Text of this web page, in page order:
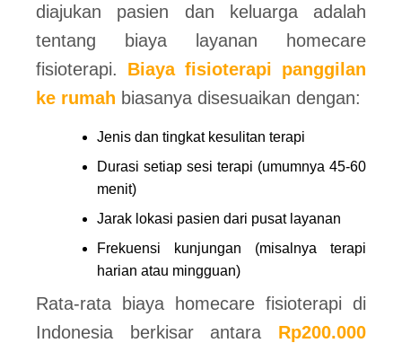
diajukan pasien dan keluarga adalah
tentang biaya layanan homecare
fisioterapi. Biaya fisioterapi panggilan
ke rumah biasanya disesuaikan dengan:
Jenis dan tingkat kesulitan terapi
Durasi setiap sesi terapi (umumnya 45-60
menit)
Jarak lokasi pasien dari pusat layanan
Frekuensi kunjungan (misalnya terapi
harian atau mingguan)
Rata-rata biaya homecare fisioterapi di
Indonesia berkisar antara Rp200.000